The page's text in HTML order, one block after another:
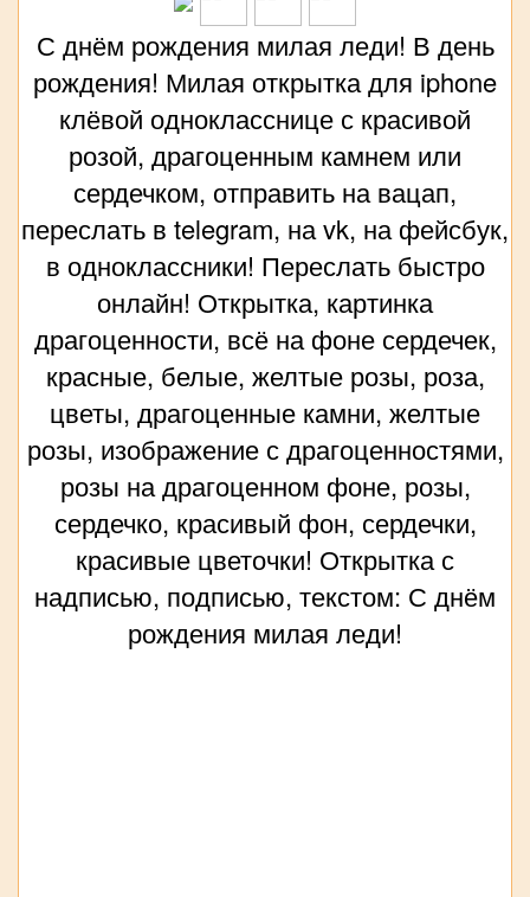
С днём рождения милая леди! В день
рождения! Милая открытка для iphone
клёвой однокласснице с красивой
розой, драгоценным камнем или
сердечком, отправить на вацап,
переслать в telegram, на vk, на фейсбук,
в одноклассники! Переслать быстро
онлайн! Открытка, картинка
драгоценности, всё на фоне сердечек,
красные, белые, желтые розы, роза,
цветы, драгоценные камни, желтые
розы, изображение с драгоценностями,
розы на драгоценном фоне, розы,
сердечко, красивый фон, сердечки,
красивые цветочки! Открытка с
надписью, подписью, текстом: С днём
рождения милая леди!